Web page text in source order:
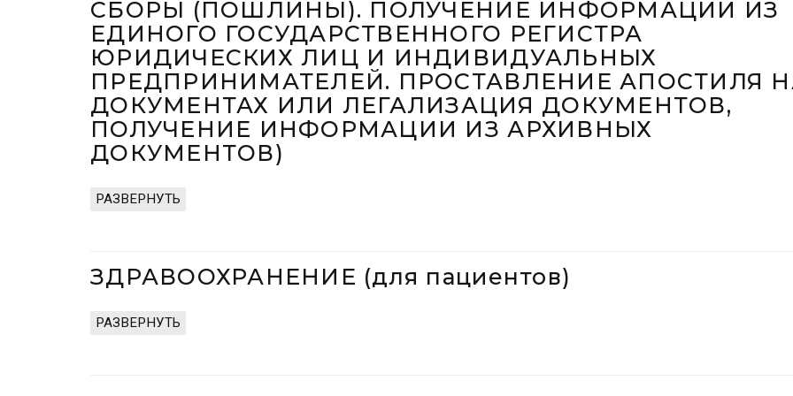
СБОРЫ (ПОШЛИНЫ). ПОЛУЧЕНИЕ ИНФОРМАЦИИ ИЗ
ЕДИНОГО ГОСУДАРСТВЕННОГО РЕГИСТРА
ЮРИДИЧЕСКИХ ЛИЦ И ИНДИВИДУАЛЬНЫХ
ПРЕДПРИНИМАТЕЛЕЙ. ПРОСТАВЛЕНИЕ АПОСТИЛЯ
ДОКУМЕНТАХ ИЛИ ЛЕГАЛИЗАЦИЯ ДОКУМЕНТОВ,
ПОЛУЧЕНИЕ ИНФОРМАЦИИ ИЗ АРХИВНЫХ
ДОКУМЕНТОВ)
РАЗВЕРНУТЬ
ЗДРАВООХРАНЕНИЕ (для пациентов)
РАЗВЕРНУТЬ